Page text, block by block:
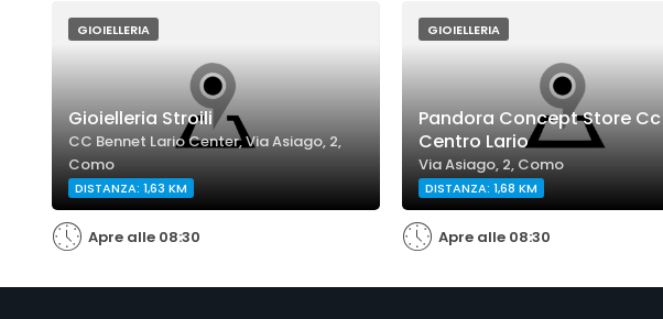
GIOIELLERIA
Gioielleria Stroili
CC Bennet Lario Center, Via Asiago, 2,
Como
DISTANZA: 1,63 KM
Apre alle 08:30
GIOIELLERIA
Pandora Concept Store Cc
Centro Lario
Via Asiago, 2, Como
DISTANZA: 1,68 KM
Apre alle 08:30